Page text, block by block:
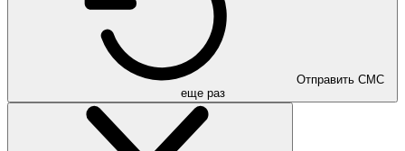
еще раз